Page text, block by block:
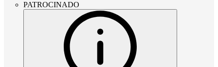
PATROCINADO